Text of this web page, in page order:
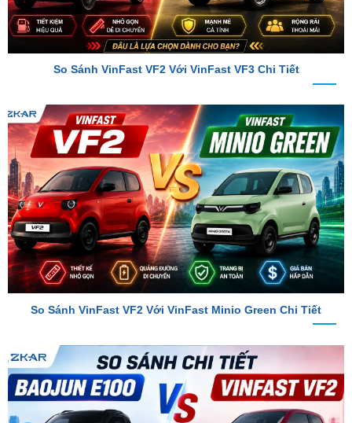
So Sánh VinFast VF2 Với VinFast VF3 Chi Tiết
So Sánh VinFast VF2 Với VinFast Minio Green Chi Tiết